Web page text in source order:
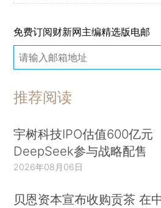
免费订阅财新网主编精选版电邮
推荐阅读
宇树科技IPO估值600亿元
DeepSeek参与战略配售
2026年08月06日
贝恩资本宣布收购贡茶 在